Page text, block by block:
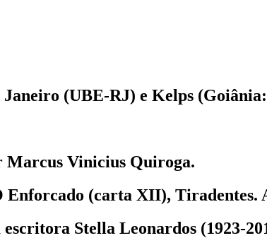
(UBE-RJ) e Kelps
Marcus Vinicius Quiroga.
Enforcado (carta XII),
Stella Leonardos (1923-